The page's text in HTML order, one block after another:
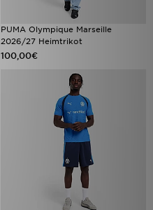
PUMA Olympique Marseille
2026/27 Heimtrikot
100,00€